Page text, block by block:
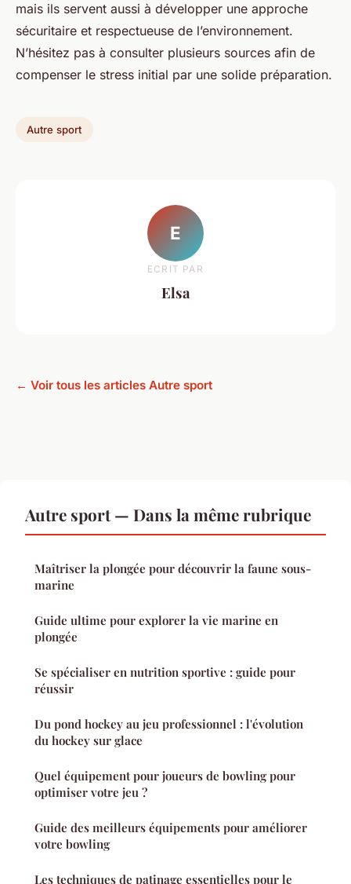
mais ils servent aussi à développer une approche
sécuritaire et respectueuse de l’environnement.
N’hésitez pas à consulter plusieurs sources afin de
compenser le stress initial par une solide préparation.
Autre sport
E
ECRIT PAR
Elsa
← Voir tous les articles Autre sport
Autre sport — Dans la même rubrique
Maîtriser la plongée pour découvrir la faune sous-
marine
Guide ultime pour explorer la vie marine en
plongée
Se spécialiser en nutrition sportive : guide pour
réussir
Du pond hockey au jeu professionnel : l'évolution
du hockey sur glace
Quel équipement pour joueurs de bowling pour
optimiser votre jeu ?
Guide des meilleurs équipements pour améliorer
votre bowling
Les techniques de patinage essentielles pour le